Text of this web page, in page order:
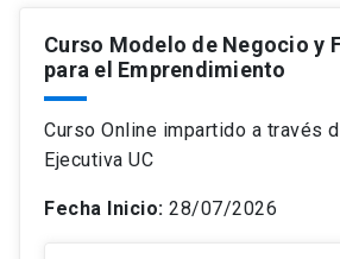
$2.500.000 – $3.499.000
$3.500.000 – $4.499.000
Borrar filtros
Curso Modelo de Negocio y
para el Emprendimiento
Curso Online impartido a través
Ejecutiva UC
Fecha Inicio: 28/07/2026